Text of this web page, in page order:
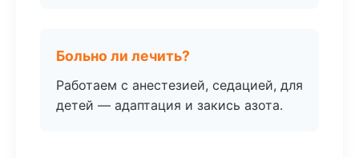
Больно ли лечить?
Работаем с анестезией, седацией, для
детей — адаптация и закись азота.